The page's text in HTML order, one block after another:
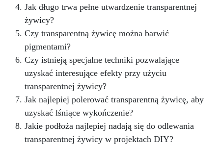
Jak długo trwa pełne utwardzenie transparentnej
żywicy?
Czy transparentną żywicę można barwić
pigmentami?
Czy istnieją specjalne techniki pozwalające
uzyskać interesujące efekty przy użyciu
transparentnej żywicy?
Jak najlepiej polerować transparentną żywicę, aby
uzyskać lśniące wykończenie?
Jakie podłoża najlepiej nadają się do odlewania
transparentnej żywicy w projektach DIY?